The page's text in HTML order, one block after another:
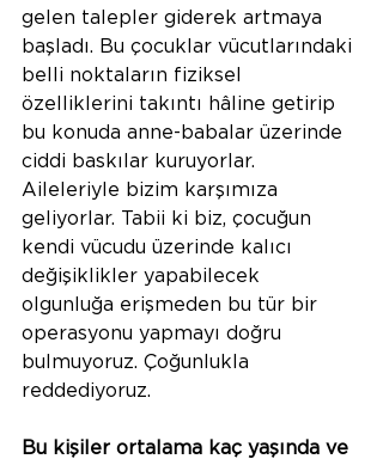
gelen talepler giderek artmaya
başladı. Bu çocuklar vücutlarındaki
belli noktaların fiziksel
özelliklerini takıntı hâline getirip
bu konuda anne-babalar üzerinde
ciddi baskılar kuruyorlar.
Aileleriyle bizim karşımıza
geliyorlar. Tabii ki biz, çocuğun
kendi vücudu üzerinde kalıcı
değişiklikler yapabilecek
olgunluğa erişmeden bu tür bir
operasyonu yapmayı doğru
bulmuyoruz. Çoğunlukla
reddediyoruz.
Bu kişiler ortalama kaç yaşında ve